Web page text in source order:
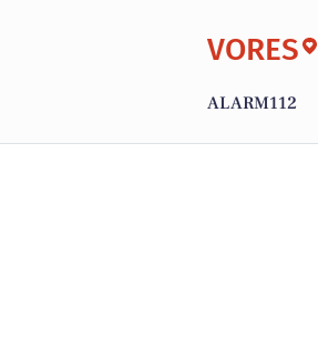
VORES
ALARM112